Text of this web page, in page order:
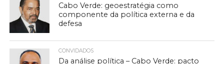
Cabo Verde: geoestratégia como
componente da política externa e da
defesa
CONVIDADOS
Da análise política – Cabo Verde: pacto